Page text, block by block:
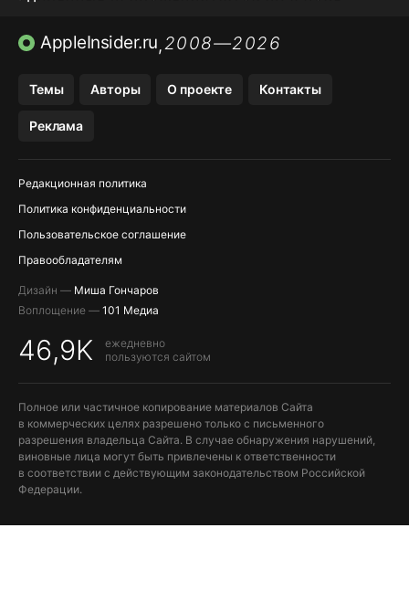
ПРИЛОЖЕНИЯ БЕЗ APP STORE
AppleInsider.ru,2008—2026
Темы Авторы О проекте Контакты
Реклама
Редакционная политика
Политика конфиденциальности
Пользовательское соглашение
Правообладателям
Дизайн — Миша Гончаров
Воплощение — 101 Медиа
46,9K
ежедневно
пользуются сайтом
Полное или частичное копирование материалов Сайта
в коммерческих целях разрешено только с письменного
разрешения владельца Сайта. В случае обнаружения нарушений,
виновные лица могут быть привлечены к ответственности
в соответствии с действующим законодательством Российской
Федерации.